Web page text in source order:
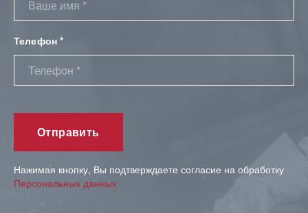
Телефон *
Нажимая кнопку, Вы подтверждаете согласие на обработку
Персональных данных